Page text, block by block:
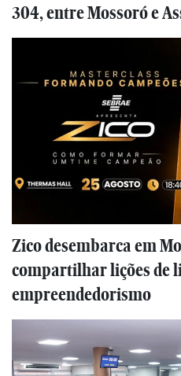
304, entre Mossoró e
Zico desembarca em
compartilhar lições de
empreendedorismo